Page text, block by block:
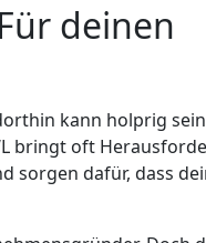
deinen
kann holprig
bringt oft
sorgen dafür, dass